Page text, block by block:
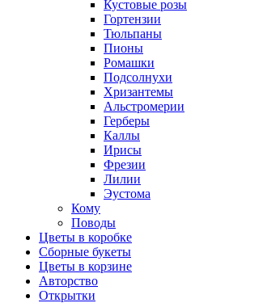
Кустовые розы
Гортензии
Тюльпаны
Пионы
Ромашки
Подсолнухи
Хризантемы
Альстромерии
Герберы
Каллы
Ирисы
Фрезии
Лилии
Эустома
Кому
Поводы
Цветы в коробке
Сборные букеты
Цветы в корзине
Авторство
Открытки